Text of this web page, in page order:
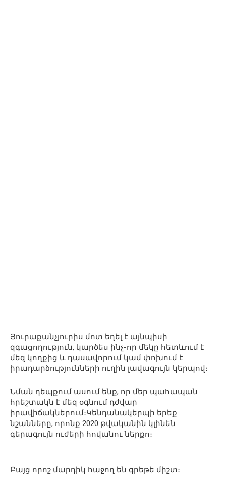
Յուրաքանչյուրիս մոտ եղել է այնպիսի
զգացողություն, կարծես ինչ-որ մեկը հետևում է
մեզ կողքից և դասավորում կամ փոխում է
իրադարձությունների ուղին լավագույն կերպով։
Նման դեպքում ասում ենք, որ մեր պահապան
հրեշտակն է մեզ օգնում դժվար
իրավիճակներում։Կենդանակերպի երեք
նշանները, որոնք 2020 թվականին կլինեն
գերագույն ուժերի հովանու ներքո։
Բայց որոշ մարդիկ հաջող են գրեթե միշտ։